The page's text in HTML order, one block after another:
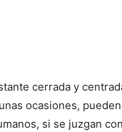
cerrada y
ocasiones,
si se juzgan